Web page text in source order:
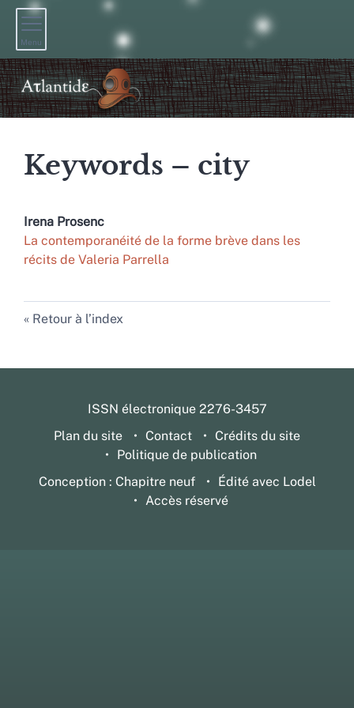
Menu
Keywords – city
Irena Prosenc
La contemporanéité de la forme brève dans les
récits de Valeria Parrella
Retour à l’index
ISSN électronique 2276-3457
Plan du site
Contact
Crédits du site
Politique de publication
Conception : Chapitre neuf
Édité avec Lodel
Accès réservé